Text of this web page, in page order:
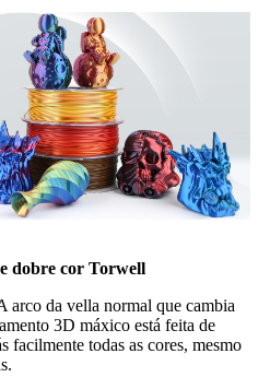
dobre cor Torwell
arco da vella normal que cambia
3D máxico está feita de
facilmente todas as cores, mesmo